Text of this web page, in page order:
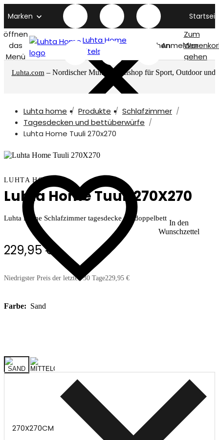
Marken
öffnen
das
Menü
Luhta Home
titelseite
SuchenAnmelden
Zum
gehen
Luhta.com – Nordischer Multimarkenshop für Sport, Outdoor und
Luhta home Produkte
Schlafzimmer
Tagesdecken und bettüberwürfe
Luhta Home Tuuli 270x270
In den
Wunschzettel
LUHTA HOME
Luhta Home Tuuli 270X270
Luhta Home Schlafzimmer tagesdecke für doppelbett
229,95 €
Niedrigster Preis der letzten 30 Tage229,95 €
Farbe: Sand
270X270CM